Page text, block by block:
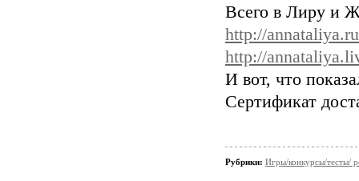
Всего в Лиру и
http://
http://
И вот, что
Сертификат
Рубрики: Игры/конкурсы/тесты/